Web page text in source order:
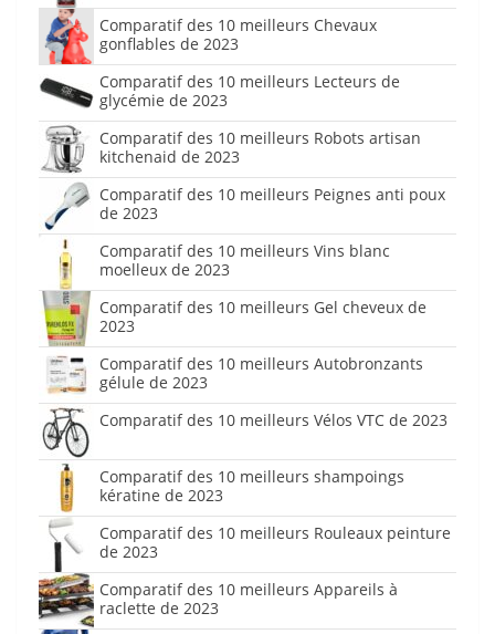
Comparatif des 10 meilleurs Chevaux
gonflables de 2023
Comparatif des 10 meilleurs Lecteurs de
glycémie de 2023
Comparatif des 10 meilleurs Robots artisan
kitchenaid de 2023
Comparatif des 10 meilleurs Peignes anti poux
de 2023
Comparatif des 10 meilleurs Vins blanc
moelleux de 2023
Comparatif des 10 meilleurs Gel cheveux de
2023
Comparatif des 10 meilleurs Autobronzants
gélule de 2023
Comparatif des 10 meilleurs Vélos VTC de 2023
Comparatif des 10 meilleurs shampoings
kératine de 2023
Comparatif des 10 meilleurs Rouleaux peinture
de 2023
Comparatif des 10 meilleurs Appareils à
raclette de 2023